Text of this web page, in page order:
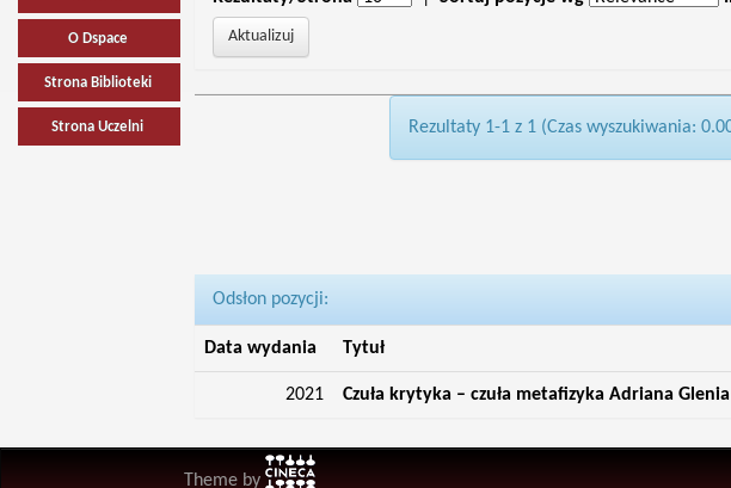
O Dspace
Strona Biblioteki
Strona Uczelni Rezultaty 1-1 z 1 (Czas wyszukiwania:
Odsłon pozycji:
Data wydania Tytuł
2021 Czuła krytyka – czuła metafizyka Adriana Glenia
Theme by